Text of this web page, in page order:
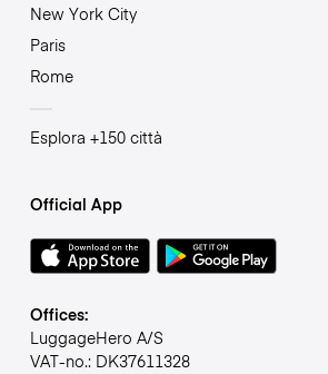
New York City
Paris
Rome
Esplora +150 città
Official App
Offices:
LuggageHero A/S
VAT-no.: DK37611328